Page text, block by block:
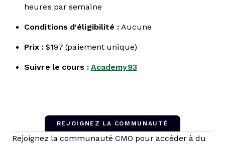
heures par semaine
Conditions d'éligibilité :Aucune
Prix :$197 (paiement unique)
Suivre le cours : Academy93
REJOIGNEZ LA COMMUNAUTÉ
Rejoignez la communauté CMO pour accéder à du